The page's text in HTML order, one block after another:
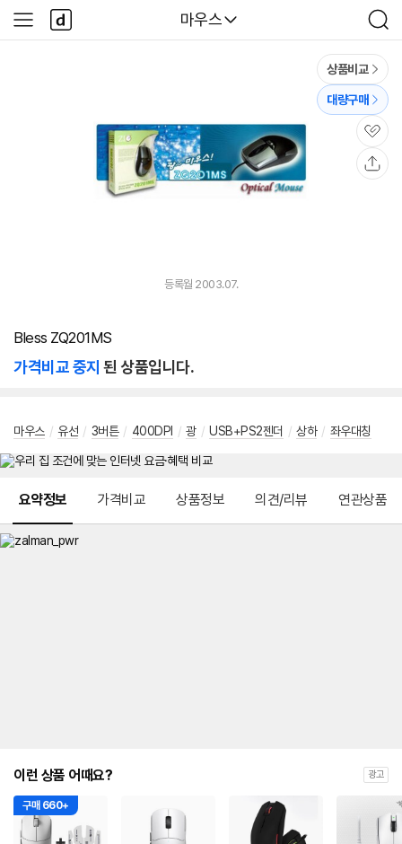
다나와
마우스
검
색
사
이
다
나
와
상품비교
대량구매
관
심
등록월 2003.07.
Bless ZQ201MS
가격비교 중지 된 상품입니다.
마우스 / 유선 / 3버튼 / 400DPI / 광 / USB+PS2젠더 / 상하 / 좌우대칭
요약정보 가격비교 상품정보 의견/리뷰 연관상품
이런 상품 어때요? 광고
구매 660+